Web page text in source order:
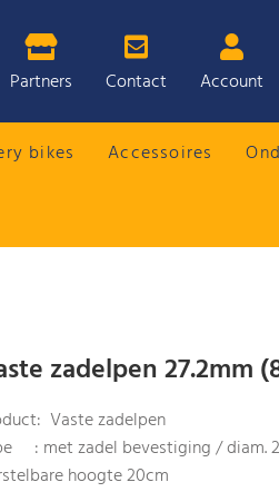
Partners Contact Account
bikes Accessoires
zadelpen 27.2mm
Vaste zadelpen
: met zadel bevestiging / diam.
hoogte 20cm